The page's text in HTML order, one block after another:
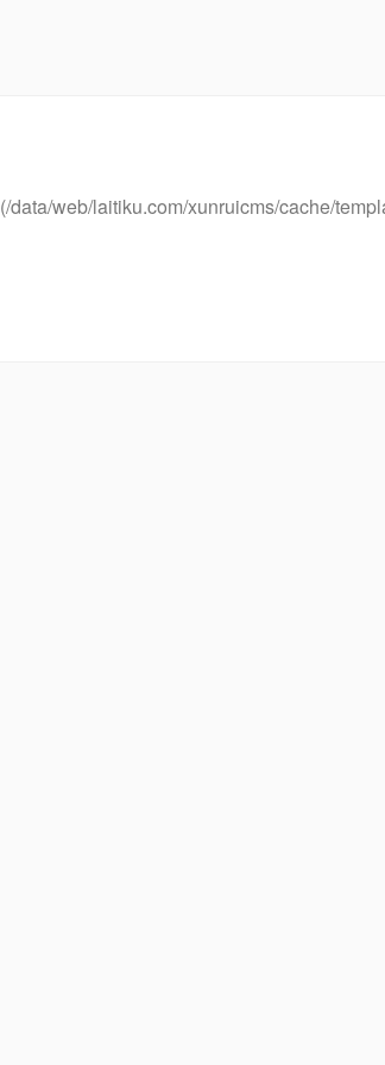
(/data/web/laitiku.com/xunruicms/cache/